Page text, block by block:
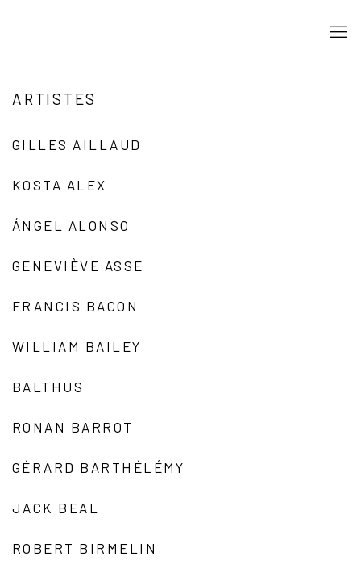
ARTISTES
GILLES AILLAUD
KOSTA ALEX
ÁNGEL ALONSO
GENEVIÈVE ASSE
FRANCIS BACON
WILLIAM BAILEY
BALTHUS
RONAN BARROT
GÉRARD BARTHÉLÉMY
JACK BEAL
ROBERT BIRMELIN